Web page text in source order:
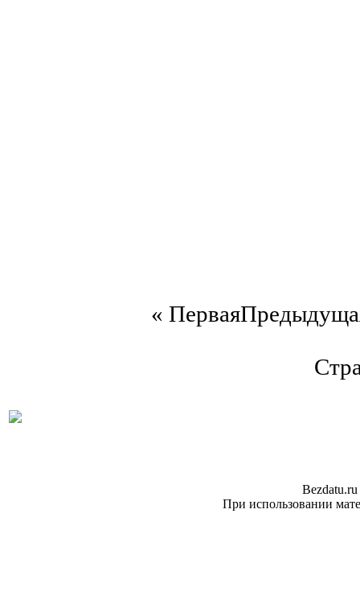
« Первая
При использовании